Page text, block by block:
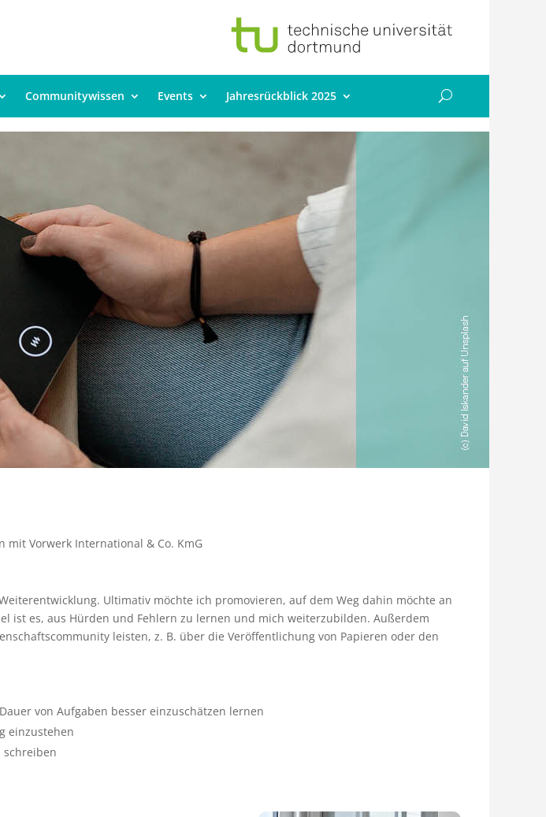
Communitywissen Events Jahresrückblick 2025
Vorwerk International & Co. KmG
Ultimativ möchte ich promovieren, auf dem Weg dahin möchte an
ist es, aus Hürden und Fehlern zu lernen und mich weiterzubilden. Außerdem
leisten, z. B. über die Veröffentlichung von Papieren oder den
von Aufgaben besser einzuschätzen lernen
einzustehen
schreiben